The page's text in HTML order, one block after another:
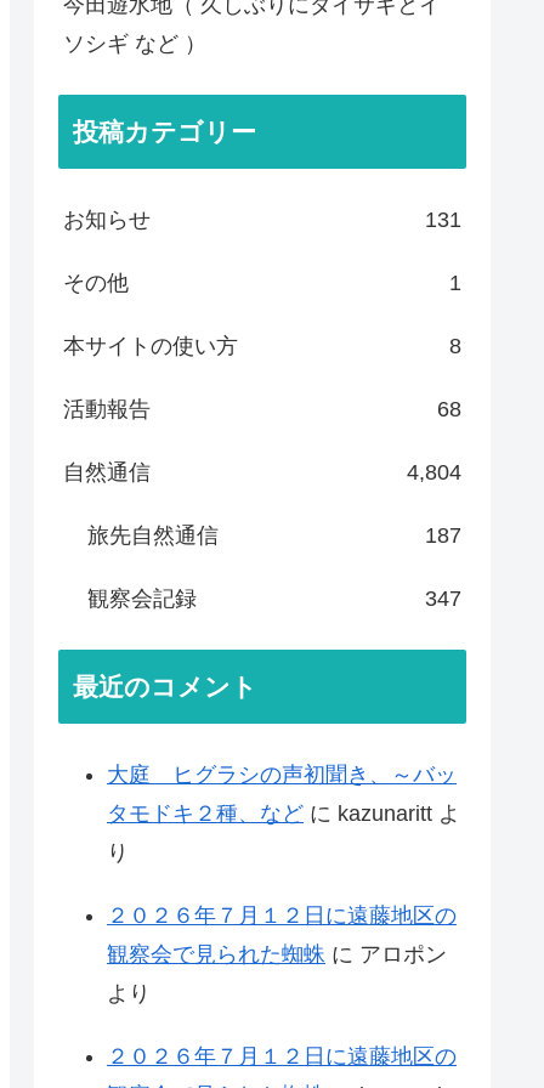
ソシギ など ）
投稿カテゴリー
お知らせ 131
その他 1
本サイトの使い方 8
活動報告 68
自然通信 4,804
旅先自然通信 187
観察会記録 347
最近のコメント
大庭 ヒグラシの声初聞き、～バッ
タモドキ２種、など に kazunaritt よ
り
２０２６年７月１２日に遠藤地区の
観察会で見られた蜘蛛 に アロポン
より
２０２６年７月１２日に遠藤地区の